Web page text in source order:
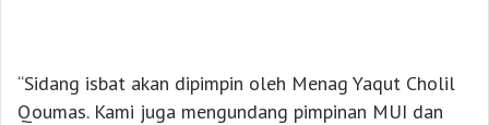
“Sidang isbat akan dipimpin oleh Menag Yaqut Cholil
Qoumas. Kami juga mengundang pimpinan MUI dan